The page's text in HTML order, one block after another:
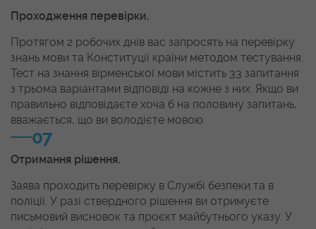
Проходження перевірки.
Протягом 2 робочих днів вас запросять на перевірку
знань мови та Конституції країни методом тестування.
Тест на знання вірменської мови містить 33 запитання
з трьома варіантами відповіді на кожне з них. Якщо ви
правильно відповідаєте хоча б на половину запитань,
вважається, що ви володієте мовою.
07
Отримання рішення.
Заява проходить перевірку в Службі безпеки та в
поліції. У разі ствердного рішення ви отримуєте
письмовий висновок та проєкт майбутнього указу. У